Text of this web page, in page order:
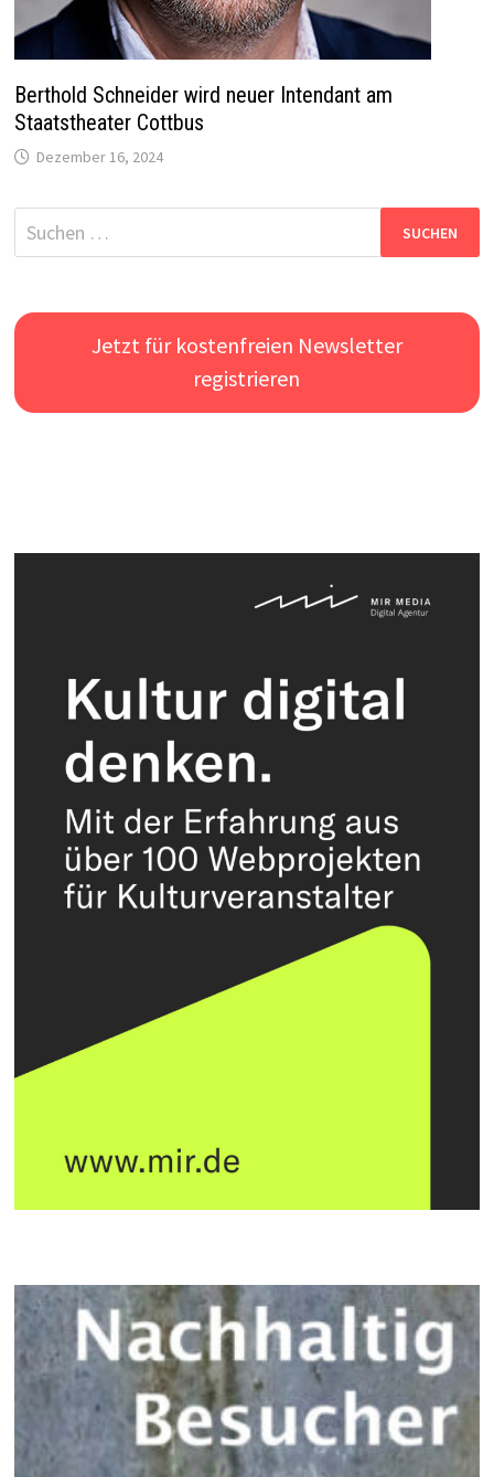
Berthold Schneider wird neuer Intendant am
Staatstheater Cottbus
Dezember 16, 2024
Suchen
nach:
Jetzt für kostenfreien Newsletter
registrieren